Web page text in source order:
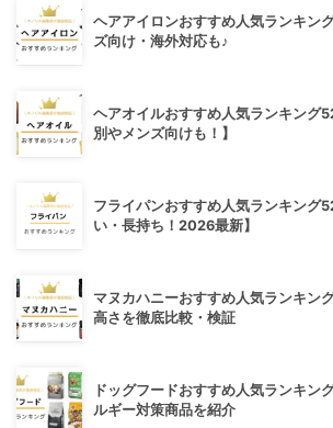
ヘアアイロンおすすめ人気ランキン
ズ向け・海外対応も♪
ヘアオイルおすすめ人気ランキング
別やメンズ向けも！】
フライパンおすすめ人気ランキング
い・長持ち！2026最新】
マヌカハニーおすすめ人気ランキン
高さを徹底比較・検証
ドッグフードおすすめ人気ランキン
ルギー対策商品を紹介